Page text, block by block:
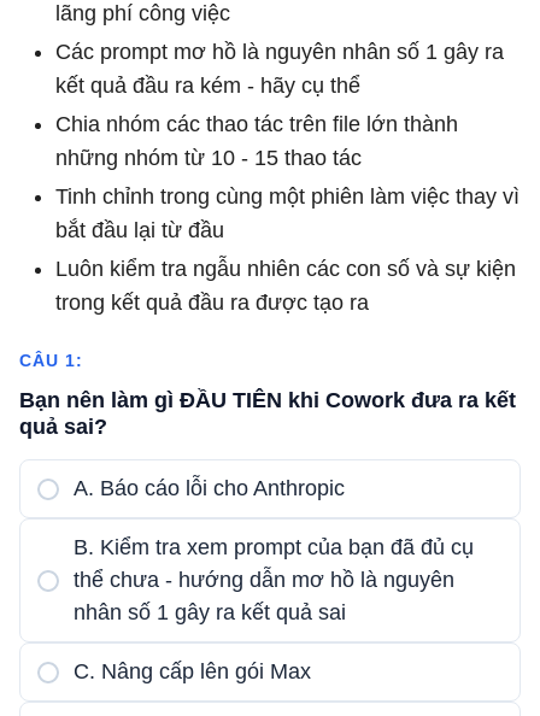
lãng phí công việc
Các prompt mơ hồ là nguyên nhân số 1 gây ra
kết quả đầu ra kém - hãy cụ thể
Chia nhóm các thao tác trên file lớn thành
những nhóm từ 10 - 15 thao tác
Tinh chỉnh trong cùng một phiên làm việc thay vì
bắt đầu lại từ đầu
Luôn kiểm tra ngẫu nhiên các con số và sự kiện
trong kết quả đầu ra được tạo ra
CÂU 1:
Bạn nên làm gì ĐẦU TIÊN khi Cowork đưa ra kết
quả sai?
A. Báo cáo lỗi cho Anthropic
B. Kiểm tra xem prompt của bạn đã đủ cụ
thể chưa - hướng dẫn mơ hồ là nguyên
nhân số 1 gây ra kết quả sai
C. Nâng cấp lên gói Max